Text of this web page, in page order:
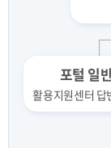
포털 일
활용지원센터 답